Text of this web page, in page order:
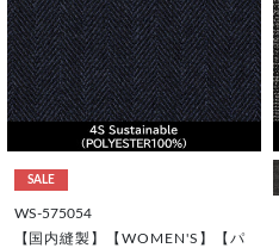
SALE
WS-575054
【国内縫製】【WOMEN'S】【パ